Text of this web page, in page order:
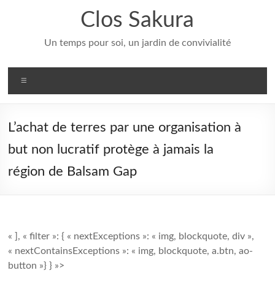
Clos Sakura
Un temps pour soi, un jardin de convivialité
L’achat de terres par une organisation à
but non lucratif protège à jamais la
région de Balsam Gap
« ], « filter »: { « nextExceptions »: « img, blockquote, div »,
« nextContainsExceptions »: « img, blockquote, a.btn, ao-
button »} } »>